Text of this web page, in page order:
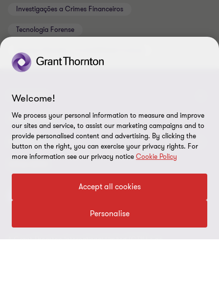
Investigações a Crimes Financeiros
Tecnologia Forense
Serviços Periciais e Contabilidade Forense
CONTATO
Fale conosco
Inscreva-se
Canal de denúncia
Global reach
SOBRE NÓS
Sobre nós
Nossos sócios
Sala de imprensa
AVISO LEGAL
Preferências de cookies
Direito dos titulares
Welcome!
We process your personal information to measure and improve
our sites and service, to assist our marketing campaigns and to
provide personalised content and advertising. By clicking the
button on the right, you can exercise your privacy rights. For
more information see our privacy notice Cookie Policy
Accept all cookies
Personalise